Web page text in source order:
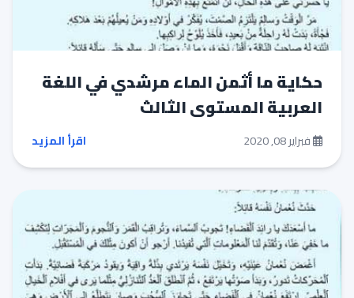
حكاية ما أثمن الماء مرشدي في اللغة
العربية المستوى الثالث
فبراير 08, 2020 اقرأ المزيد